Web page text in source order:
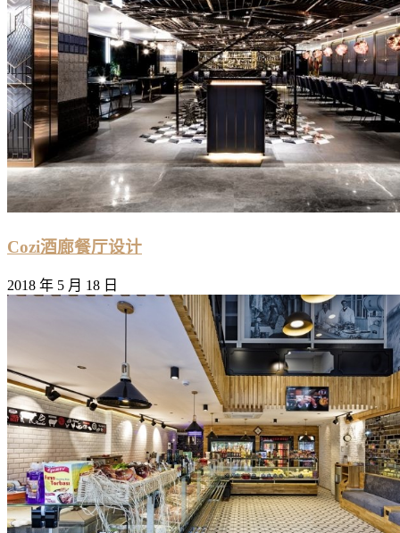
Cozi酒廊餐厅设计
2018 年 5 月 18 日